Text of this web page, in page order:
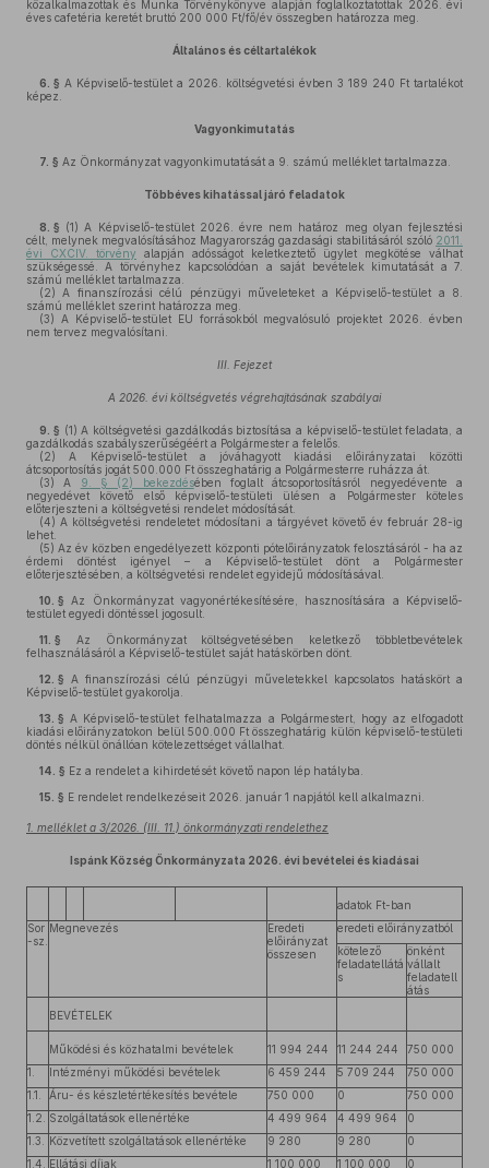
közalkalmazottak és Munka Törvénykönyve alapján foglalkoztatottak 2026. évi
éves cafetéria keretét bruttó 200 000 Ft/fő/év összegben határozza meg.
Általános és céltartalékok
6. § A Képviselő-testület a 2026. költségvetési évben 3 189 240 Ft tartalékot
képez.
Vagyonkimutatás
7. § Az Önkormányzat vagyonkimutatását a 9. számú melléklet tartalmazza.
Többéves kihatással járó feladatok
8. § (1) A Képviselő-testület 2026. évre nem határoz meg olyan fejlesztési
célt, melynek megvalósításához Magyarország gazdasági stabilitásáról szóló 2011.
évi CXCIV. törvény alapján adósságot keletkeztető ügylet megkötése válhat
szükségessé. A törvényhez kapcsolódóan a saját bevételek kimutatását a 7.
számú melléklet tartalmazza.
(2) A finanszírozási célú pénzügyi műveleteket a Képviselő-testület a 8.
számú melléklet szerint határozza meg.
(3) A Képviselő-testület EU forrásokból megvalósuló projektet 2026. évben
nem tervez megvalósítani.
III. Fejezet
A 2026. évi költségvetés végrehajtásának szabályai
9. § (1) A költségvetési gazdálkodás biztosítása a képviselő-testület feladata, a
gazdálkodás szabályszerűségéért a Polgármester a felelős.
(2) A Képviselő-testület a jóváhagyott kiadási előirányzatai közötti
átcsoportosítás jogát 500.000 Ft összeghatárig a Polgármesterre ruházza át.
(3) A 9. § (2) bekezdésében foglalt átcsoportosításról negyedévente a
negyedévet követő első képviselő-testületi ülésen a Polgármester köteles
előterjeszteni a költségvetési rendelet módosítását.
(4) A költségvetési rendeletet módosítani a tárgyévet követő év február 28-ig
lehet.
(5) Az év közben engedélyezett központi pótelőirányzatok felosztásáról - ha az
érdemi döntést igényel – a Képviselő-testület dönt a Polgármester
előterjesztésében, a költségvetési rendelet egyidejű módosításával.
10. § Az Önkormányzat vagyonértékesítésére, hasznosítására a Képviselő-
testület egyedi döntéssel jogosult.
11. § Az Önkormányzat költségvetésében keletkező többletbevételek
felhasználásáról a Képviselő-testület saját hatáskörben dönt.
12. § A finanszírozási célú pénzügyi műveletekkel kapcsolatos hatáskört a
Képviselő-testület gyakorolja.
13. § A Képviselő-testület felhatalmazza a Polgármestert, hogy az elfogadott
kiadási előirányzatokon belül 500.000 Ft összeghatárig külön képviselő-testületi
döntés nélkül önállóan kötelezettséget vállalhat.
14. § Ez a rendelet a kihirdetését követő napon lép hatályba.
15. § E rendelet rendelkezéseit 2026. január 1 napjától kell alkalmazni.
1. melléklet a 3/2026. (III. 11.) önkormányzati rendelethez
Ispánk Község Önkormányzata 2026. évi bevételei és kiadásai
adatok Ft-ban
Sor
-sz.
Megnevezés
Eredeti
előirányzat
összesen
eredeti előirányzatból
kötelező
feladatellátá
s
önként
vállalt
feladatell
átás
BEVÉTELEK
Működési és közhatalmi bevételek 11 994 244 11 244 244
750 000
1.
Intézményi működési bevételek 6 459 244 5 709 244
750 000
1.1.
Áru- és készletértékesítés bevétele 750 000 0
750 000
1.2.
Szolgáltatások ellenértéke 4 499 964 4 499 964
0
1.3.
Közvetített szolgáltatások ellenértéke 9 280 9 280
0
1.4.
Ellátási díjak 1 100 000 1 100 000 0